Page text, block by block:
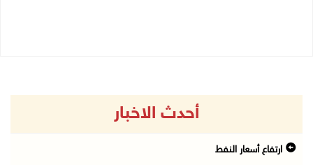
أحدث الاخبار
ارتفاع أسعار النفط